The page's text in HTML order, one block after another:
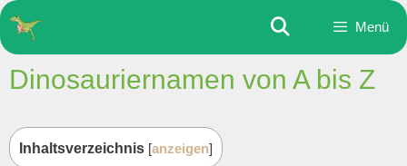
Zum
Inhalt
springen
Menü
Dinosauriernamen von A bis Z
Inhaltsverzeichnis [anzeigen]